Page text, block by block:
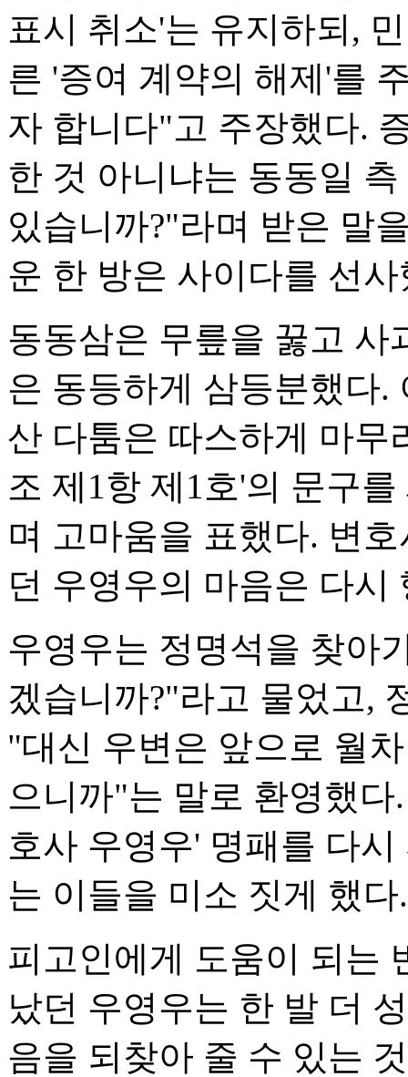
표시 취소'는 유지하되,
른 '증여 계약의 해제'를
자 합니다"고 주장했다.
한 것 아니냐는 동동일
있습니까?"라며 받은 말
운 한 방은 사이다를 선
동동삼은 무릎을 꿇고 사
은 동등하게 삼등분했다.
산 다툼은 따스하게 마무
조 제1항 제1호'의 문구
며 고마움을 표했다. 변
던 우영우의 마음은 다시
우영우는 정명석을 찾아
겠습니까?"라고 물었고,
"대신 우변은 앞으로 월
으니까"는 말로 환영했
호사 우영우' 명패를 다
는 이들을 미소 짓게 했다.
피고인에게 도움이 되는
났던 우영우는 한 발 더
음을 되찾아 줄 수 있는